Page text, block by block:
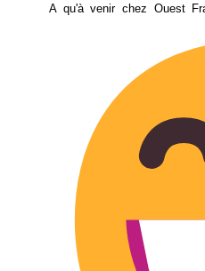
A qu'à venir chez Ouest